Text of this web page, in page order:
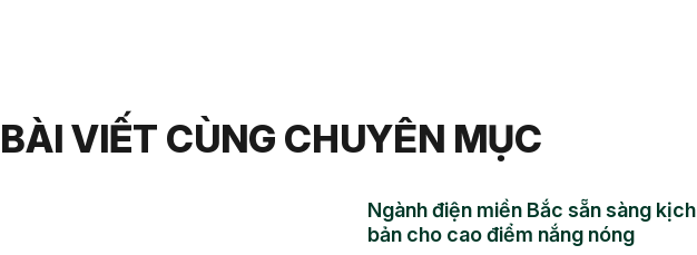
BÀI VIẾT CÙNG CHUYÊN MỤC
Ngành điện miền Bắc sẵn sàng kịch
bản cho cao điểm nắng nóng